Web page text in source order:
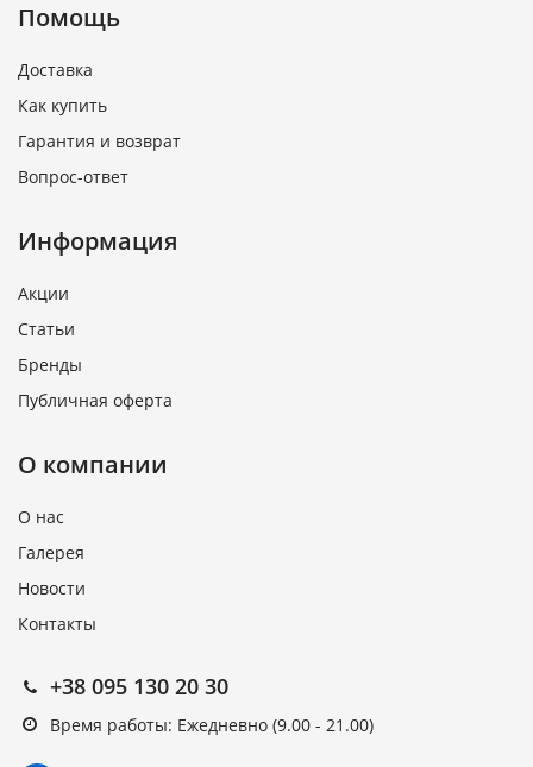
Помощь
Доставка
Как купить
Гарантия и возврат
Вопрос-ответ
Информация
Акции
Статьи
Бренды
Публичная оферта
О компании
О нас
Галерея
Новости
Контакты
+38 095 130 20 30
Время работы: Ежедневно (9.00 - 21.00)